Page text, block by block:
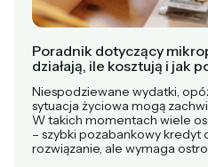
Poradnik dotyczący
działają, ile kosztują i jak
Niespodziewane wydatki,
sytuacja życiowa mogą
W takich momentach wiele
– szybki pozabankowy kredyt
rozwiązanie, ale wymaga